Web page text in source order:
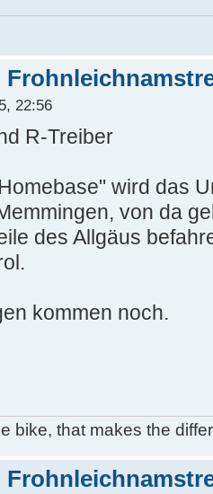
22:56
R-Treiber
wird das
von da
des Allgäus
kommen noch.
bike, that makes the